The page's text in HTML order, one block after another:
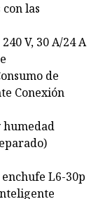
las
V, 30 A/24 A
de
Conexión
humedad
L6-30p